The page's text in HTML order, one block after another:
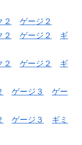
２
ゲージ２
２ ゲージ２
ギ
２ ゲージ２
ギ
ゲージ３
ゲー
ゲージ３
ギミ